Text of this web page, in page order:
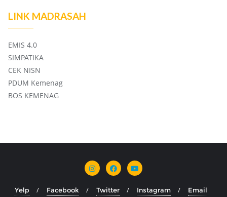
LINK MADRASAH
EMIS 4.0
SIMPATIKA
CEK NISN
PDUM Kemenag
BOS KEMENAG
Yelp Facebook Twitter Instagram Email